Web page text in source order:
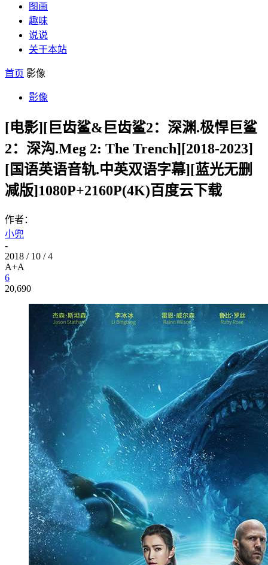
图画
趣味
说说
关于本站
首页 影像
影像
[电影][巨齿鲨&巨齿鲨2：深渊.极悍巨鲨
2：深沟.Meg 2: The Trench][2018-2023]
[国语英语音轨.中英双语字幕][蓝光无删
减版]1080P+2160P(4K)百度云下载
作者：
小兜
-
2018 / 10 / 4
A+A
6
20,690